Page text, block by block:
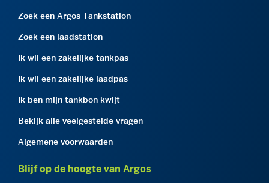
Zoek een Argos Tankstation
Zoek een laadstation
Ik wil een zakelijke tankpas
Ik wil een zakelijke laadpas
Ik ben mijn tankbon kwijt
Bekijk alle veelgestelde vragen
Algemene voorwaarden
Blijf op de hoogte van Argos